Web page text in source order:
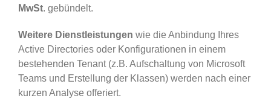
MwSt. gebündelt.
Weitere Dienstleistungen wie die Anbindung Ihres
Active Directories oder Konfigurationen in einem
bestehenden Tenant (z.B. Aufschaltung von Microsoft
Teams und Erstellung der Klassen) werden nach einer
kurzen Analyse offeriert.